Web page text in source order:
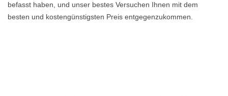
befasst haben, und unser bestes Versuchen Ihnen mit dem
besten und kostengünstigsten Preis entgegenzukommen.